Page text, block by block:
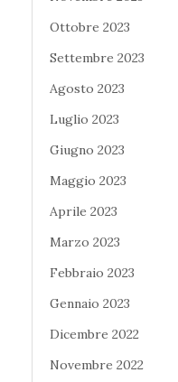
Ottobre 2023
Settembre 2023
Agosto 2023
Luglio 2023
Giugno 2023
Maggio 2023
Aprile 2023
Marzo 2023
Febbraio 2023
Gennaio 2023
Dicembre 2022
Novembre 2022